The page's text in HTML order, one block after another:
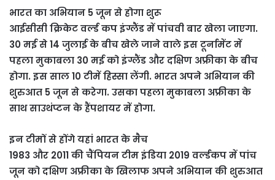
भारत का अभियान 5 जून से होगा शुरू
आईसीसी क्रिकेट वर्ल्ड कप इंग्लैंड में पांचवी बार खेला जाएगा.
30 मई से 14 जुलाई के बीच खेले जाने वाले इस टूर्नामेंट में
पहला मुकाबला 30 मई को इंग्लैंड और दक्षिण अफ्रीका के बीच
होगा. इस साल 10 टीमें हिस्सा लेंगी. भारत अपने अभियान की
शुरुआत 5 जून से करेगा. उसका पहला मुकाबला अफ्रीका के
साथ साउथंप्टन के हैंपशायर में होगा.
इन टीमों से होंगे यहां भारत के मैच
1983 और 2011 की चैंपियन टीम इंडिया 2019 वर्ल्डकप में पांच
जून को दक्षिण अफ्रीका के खिलाफ अपने अभियान की शुरुआत